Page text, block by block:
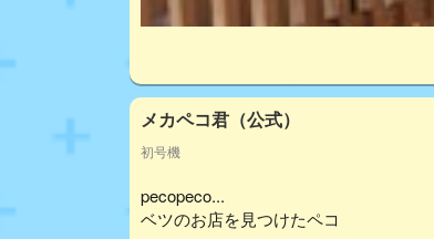
メカペコ君（公式）
初号機
pecopeco...
ベツのお店を見つけたペコ